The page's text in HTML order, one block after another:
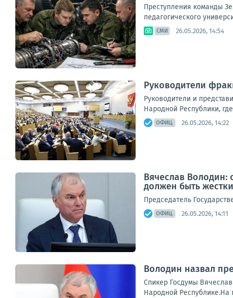
Преступления команды
педагогического
СМИ 26.05.2026, 14:54
Руководители
Руководители и
Народной Республики,
ОФИЦ. 26.05.2026, 14:22
Вячеслав Володин:
должен быть
Председатель
ОФИЦ. 26.05.2026, 14:11
Володин назвал
Спикер Госдумы
Народной Республике.На